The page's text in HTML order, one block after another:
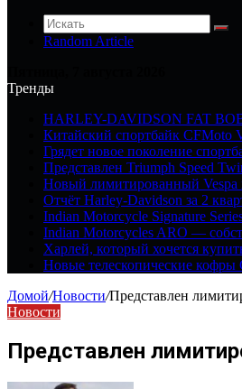
Random Article
Тренды
HARLEY-DAVIDSON FAT
Китайский спортбайк CFMoto
Грядет новое поколение
Представлен Triumph Speed
Новый лимитированный Vespa
Отчёт Harley-Davidson за 2
Indian Motorcycle Signature
Indian Motorcycles ARO —
Харлей, который хочется
Новые телескопические
Домой/Новости/Представлен
Новости
Представлен